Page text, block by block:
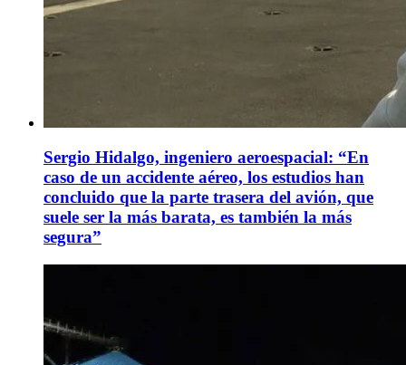
Sergio Hidalgo, ingeniero aeroespacial: “En
caso de un accidente aéreo, los estudios han
concluido que la parte trasera del avión, que
suele ser la más barata, es también la más
segura”